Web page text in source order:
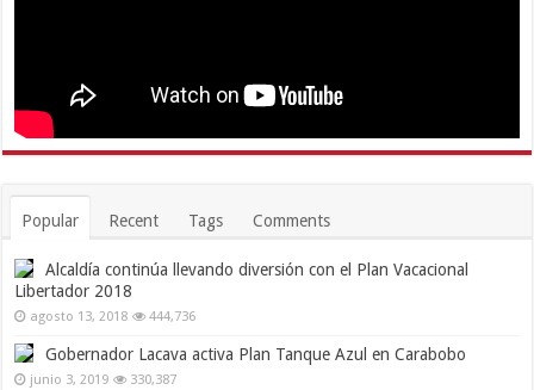
Popular Recent Tags Comments
Alcaldía continúa llevando diversión con el Plan Vacacional
Libertador 2018
agosto 13, 2018 444,736
Gobernador Lacava activa Plan Tanque Azul en Carabobo
junio 3, 2019 330,387